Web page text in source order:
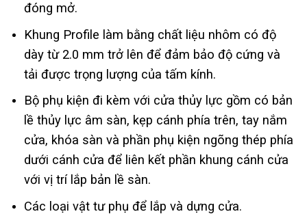
đóng mở.
Khung Profile làm bằng chất liệu nhôm có độ
dày từ 2.0 mm trở lên để đảm bảo độ cứng và
tải được trọng lượng của tấm kính.
Bộ phụ kiện đi kèm với cửa thủy lực gồm có bản
lề thủy lực âm sàn, kẹp cánh phía trên, tay nắm
cửa, khóa sàn và phần phụ kiện ngõng thép phía
dưới cánh cửa để liên kết phần khung cánh cửa
với vị trí lắp bản lề sàn.
Các loại vật tư phụ để lắp và dựng cửa.